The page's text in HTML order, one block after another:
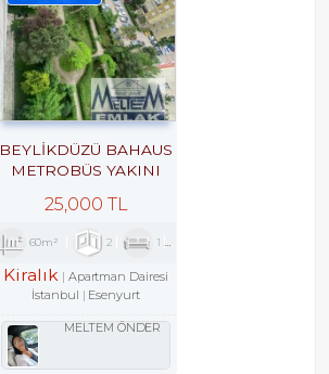
BEYLİKDÜZÜ BAHAUS
METROBÜS YAKINI
2+1
25,000 TL
60m² 2 1
Kiralık
Apartman Dairesi
İstanbul
Esenyurt
MELTEM ÖNDER